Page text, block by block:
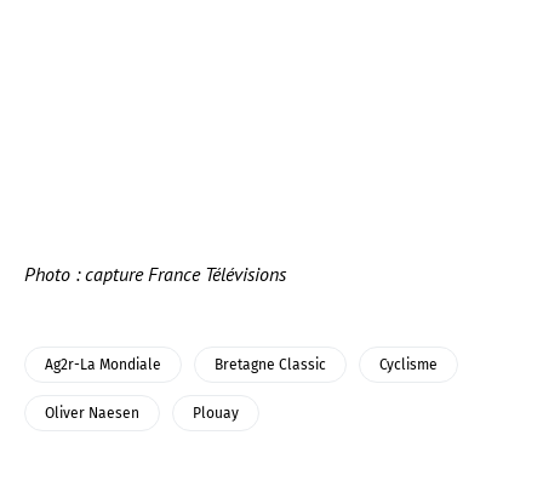
Photo : capture France Télévisions
Ag2r-La Mondiale Bretagne Classic Cyclisme
Oliver Naesen Plouay